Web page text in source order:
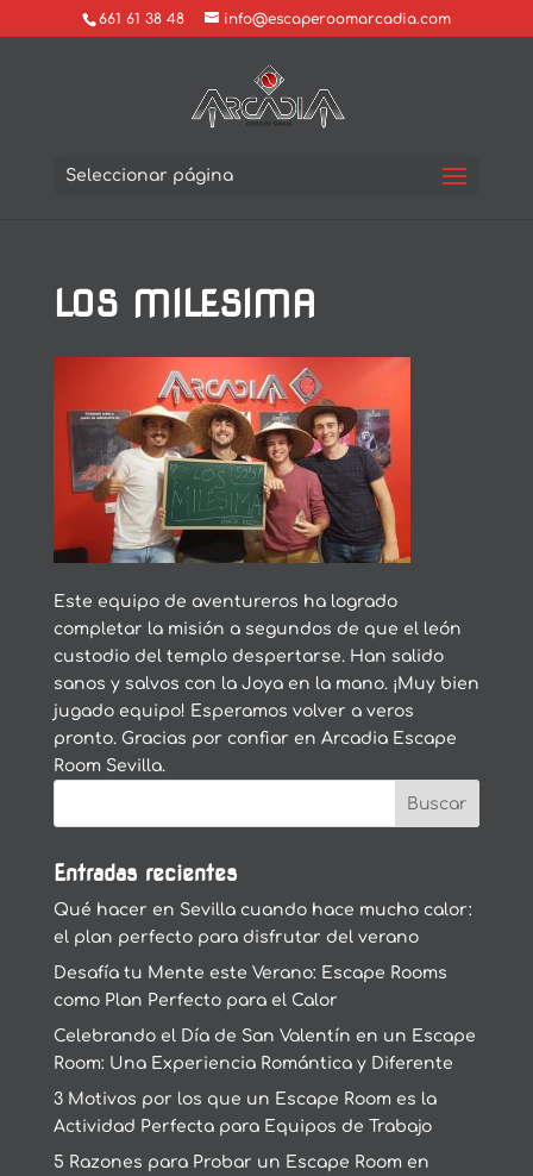
661 61 38 48 info@escaperoomarcadia.com
Seleccionar página
LOS MILESIMA
Este equipo de aventureros ha logrado
completar la misión a segundos de que el león
custodio del templo despertarse. Han salido
sanos y salvos con la Joya en la mano. ¡Muy bien
jugado equipo! Esperamos volver a veros
pronto. Gracias por confiar en Arcadia Escape
Room Sevilla.
Entradas recientes
Qué hacer en Sevilla cuando hace mucho calor:
el plan perfecto para disfrutar del verano
Desafía tu Mente este Verano: Escape Rooms
como Plan Perfecto para el Calor
Celebrando el Día de San Valentín en un Escape
Room: Una Experiencia Romántica y Diferente
3 Motivos por los que un Escape Room es la
Actividad Perfecta para Equipos de Trabajo
5 Razones para Probar un Escape Room en